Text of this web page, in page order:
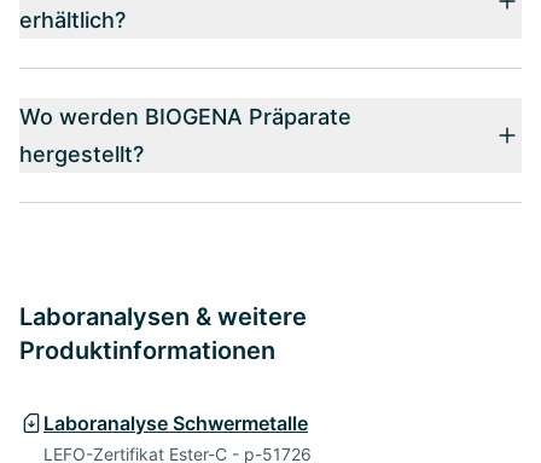
erhältlich?
Wo werden BIOGENA Präparate
hergestellt?
Laboranalysen & weitere
Produktinformationen
Laboranalyse Schwermetalle
LEFO-Zertifikat Ester-C - p-51726